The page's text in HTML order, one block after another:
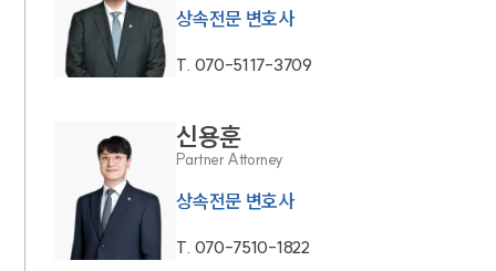
상속전문 변호사
T. 070-5117-3709
신용훈
Partner Attorney
상속전문 변호사
T. 070-7510-1822